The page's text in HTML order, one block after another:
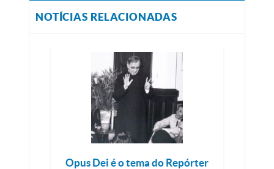
NOTÍCIAS RELACIONADAS
Opus Dei é o tema do Repórter